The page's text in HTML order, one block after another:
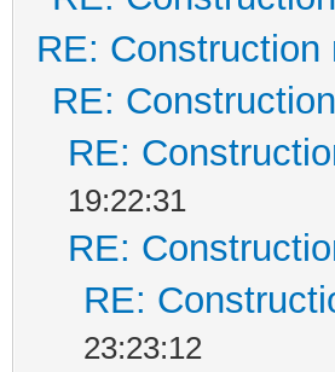
RE:
RE:
RE:
19:22:31
RE:
RE:
23:23:12